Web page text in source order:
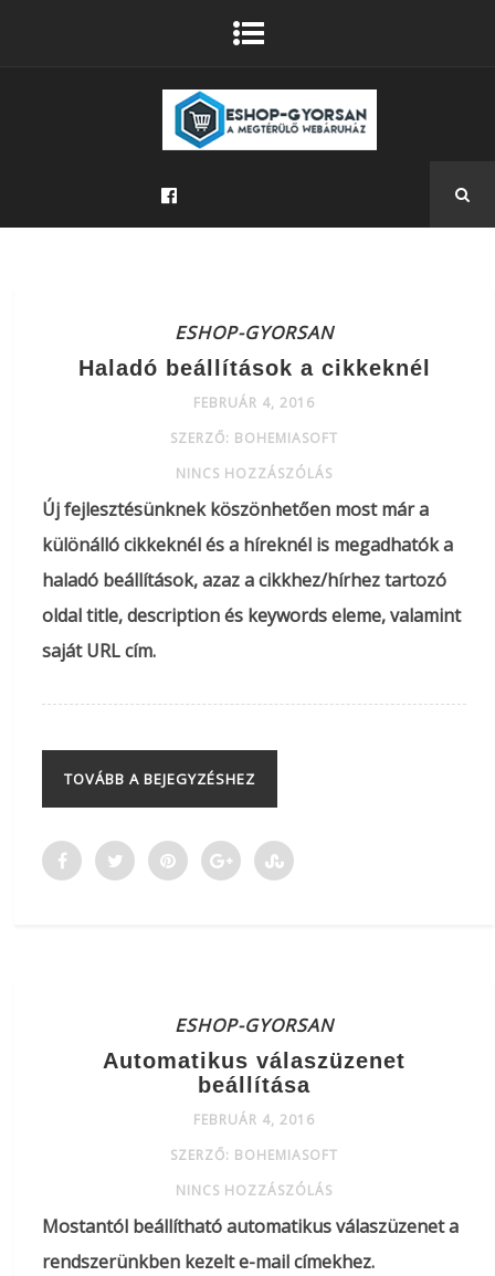
ESHOP-GYORSAN
Haladó beállítások a cikkeknél
FEBRUÁR 4, 2016
SZERZŐ: BOHEMIASOFT
NINCS HOZZÁSZÓLÁS
Új fejlesztésünknek köszönhetően most már a
különálló cikkeknél és a híreknél is megadhatók a
haladó beállítások, azaz a cikkhez/hírhez tartozó
oldal title, description és keywords eleme, valamint
saját URL cím.
TOVÁBB A BEJEGYZÉSHEZ
ESHOP-GYORSAN
Automatikus válaszüzenet
beállítása
FEBRUÁR 4, 2016
SZERZŐ: BOHEMIASOFT
NINCS HOZZÁSZÓLÁS
Mostantól beállítható automatikus válaszüzenet a
rendszerünkben kezelt e-mail címekhez.